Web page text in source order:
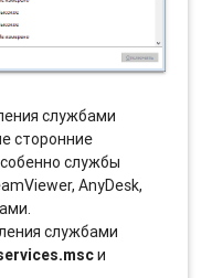
службами
сторонние
службы
AnyDesk,
службами
и